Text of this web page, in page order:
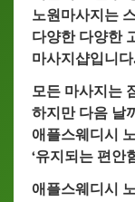
노원마사지는
다양한 다양한
마사지샵입니다
모든 마사지는
하지만 다음 날
애플스웨디시
‘유지되는 편안
애플스웨디시